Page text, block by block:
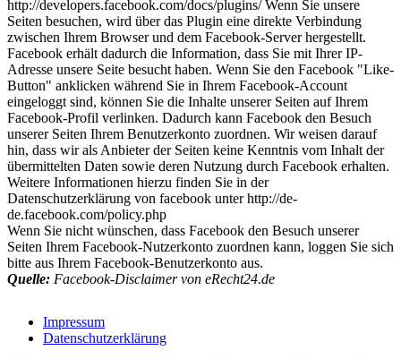
http://developers.facebook.com/docs/plugins/ Wenn Sie unsere
Seiten besuchen, wird über das Plugin eine direkte Verbindung
zwischen Ihrem Browser und dem Facebook-Server hergestellt.
Facebook erhält dadurch die Information, dass Sie mit Ihrer IP-
Adresse unsere Seite besucht haben. Wenn Sie den Facebook "Like-
Button" anklicken während Sie in Ihrem Facebook-Account
eingeloggt sind, können Sie die Inhalte unserer Seiten auf Ihrem
Facebook-Profil verlinken. Dadurch kann Facebook den Besuch
unserer Seiten Ihrem Benutzerkonto zuordnen. Wir weisen darauf
hin, dass wir als Anbieter der Seiten keine Kenntnis vom Inhalt der
übermittelten Daten sowie deren Nutzung durch Facebook erhalten.
Weitere Informationen hierzu finden Sie in der
Datenschutzerklärung von facebook unter http://de-
de.facebook.com/policy.php
Wenn Sie nicht wünschen, dass Facebook den Besuch unserer
Seiten Ihrem Facebook-Nutzerkonto zuordnen kann, loggen Sie sich
bitte aus Ihrem Facebook-Benutzerkonto aus.
Quelle: Facebook-Disclaimer von eRecht24.de
Impressum
Datenschutzerklärung